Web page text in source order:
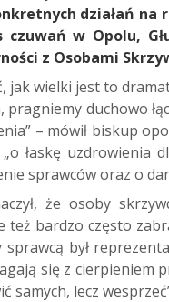
działań
czuwań w Opolu,
z Osobami
jak wielki jest to
pragniemy duchowo
– mówił biskup
łaskę uzdrowienia
sprawców oraz o dar
że osoby
też bardzo często
sprawcą był
się z cierpieniem
samych, lecz